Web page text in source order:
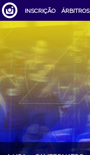
INSCRIÇÃO ÁRBITROS